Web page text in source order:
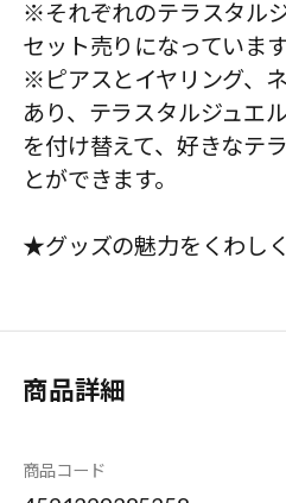
※それぞれのテラスタル
セット売りになっています
※ピアスとイヤリング、
あり、テラスタルジュエ
を付け替えて、好きなテ
とができます。
★グッズの魅力をくわし
商品詳細
商品コード